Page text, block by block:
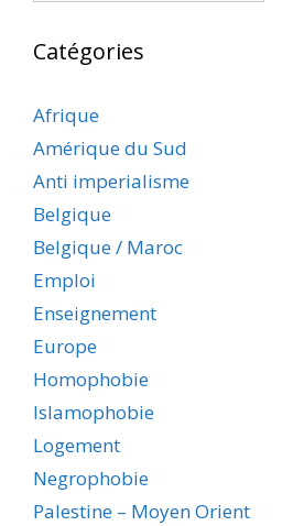
Catégories
Afrique
Amérique du Sud
Anti imperialisme
Belgique
Belgique / Maroc
Emploi
Enseignement
Europe
Homophobie
Islamophobie
Logement
Negrophobie
Palestine – Moyen Orient